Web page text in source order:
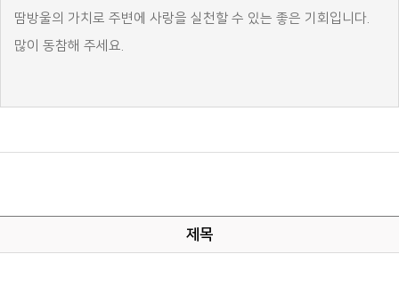
땀방울의 가치로 주변에 사랑을 실천할 수 있는 좋은 기회입니다.
많이 동참해 주세요.
제목